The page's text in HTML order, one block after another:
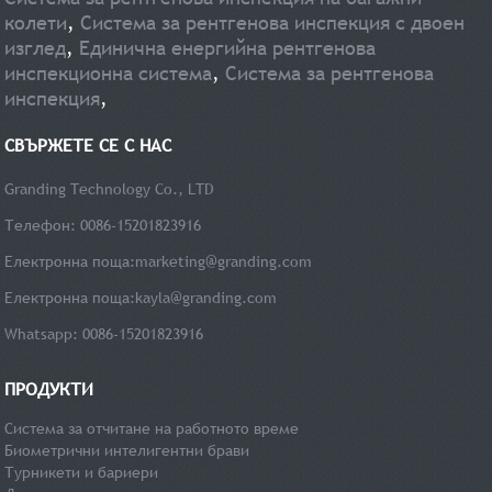
колети, Система за рентгенова инспекция с двоен
изглед, Единична енергийна рентгенова
инспекционна система, Система за рентгенова
инспекция,
СВЪРЖЕТЕ СЕ С НАС
Granding Technology Co., LTD
Телефон: 0086-15201823916
Електронна поща:marketing@granding.com
Електронна поща:kayla@granding.com
Whatsapp: 0086-15201823916
ПРОДУКТИ
Система за отчитане на работното време
Биометрични интелигентни брави
Турникети и бариери